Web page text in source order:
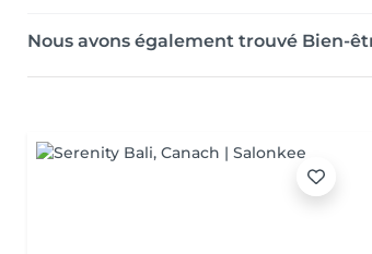
Nous avons également trouvé Bien-